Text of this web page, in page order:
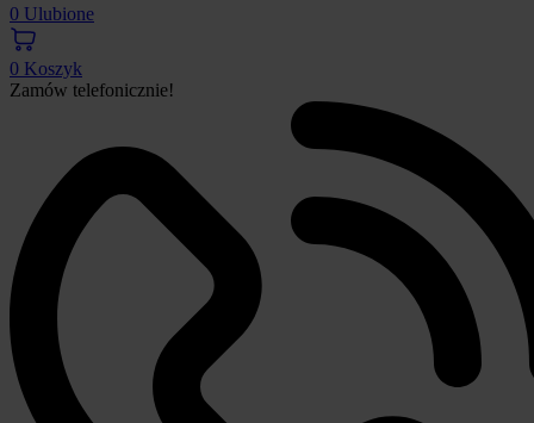
0 Ulubione
0 Koszyk
Zamów telefonicznie!